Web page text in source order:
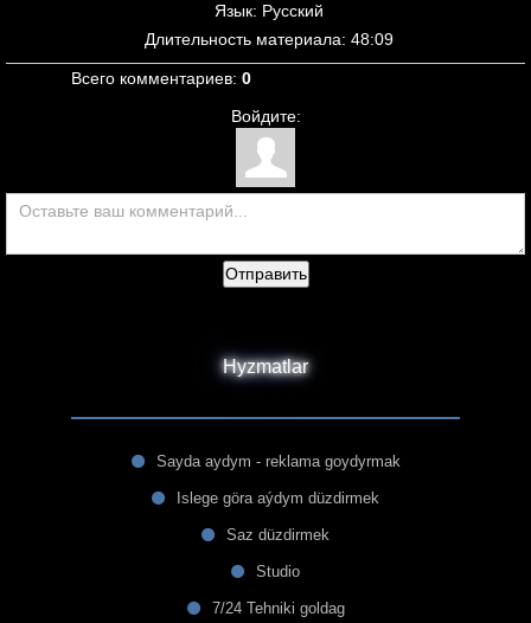
Язык: Русский
Длительность материала: 48:09
Всего комментариев: 0
Войдите:
Отправить
Hyzmatlar
Sayda aydym - reklama goydyrmak
Islege göra aýdym düzdirmek
Saz düzdirmek
Studio
7/24 Tehniki goldag